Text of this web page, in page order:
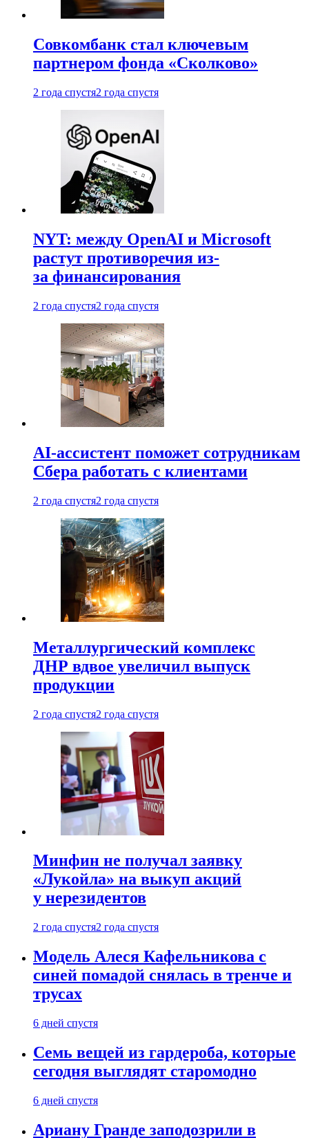
Совкомбанк стал ключевым
партнером фонда «Сколково»
2 года спустя2 года спустя
NYT: между OpenAI и Microsoft
растут противоречия из-
за финансирования
2 года спустя2 года спустя
AI-ассистент поможет сотрудникам
Сбера работать с клиентами
2 года спустя2 года спустя
Металлургический комплекс
ДНР вдвое увеличил выпуск
продукции
2 года спустя2 года спустя
Минфин не получал заявку
«Лукойла» на выкуп акций
у нерезидентов
2 года спустя2 года спустя
Модель Алеся Кафельникова с
синей помадой снялась в тренче и
трусах
6 дней спустя
Семь вещей из гардероба, которые
сегодня выглядят старомодно
6 дней спустя
Ариану Гранде заподозрили в